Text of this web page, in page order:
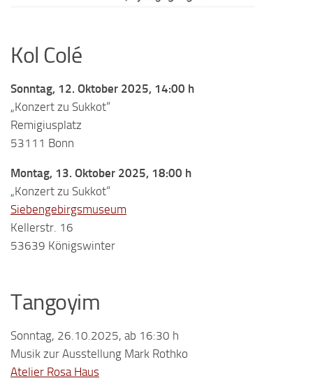
Kol Colé
Sonntag, 12. Oktober 2025, 14:00 h
„Konzert zu Sukkot“
Remigiusplatz
53111 Bonn
Montag, 13. Oktober 2025, 18:00 h
„Konzert zu Sukkot“
Siebengebirgsmuseum
Kellerstr. 16
53639 Königswinter
Tangoyim
Sonntag, 26.10.2025, ab 16:30 h
Musik zur Ausstellung Mark Rothko
Atelier Rosa Haus